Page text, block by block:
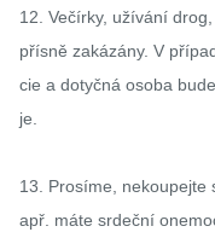
12. Večírky, užívání
přísně zakázány. V
cie a dotyčná osoba
je.
13. Prosíme, nekoupejte
apř. máte srdeční